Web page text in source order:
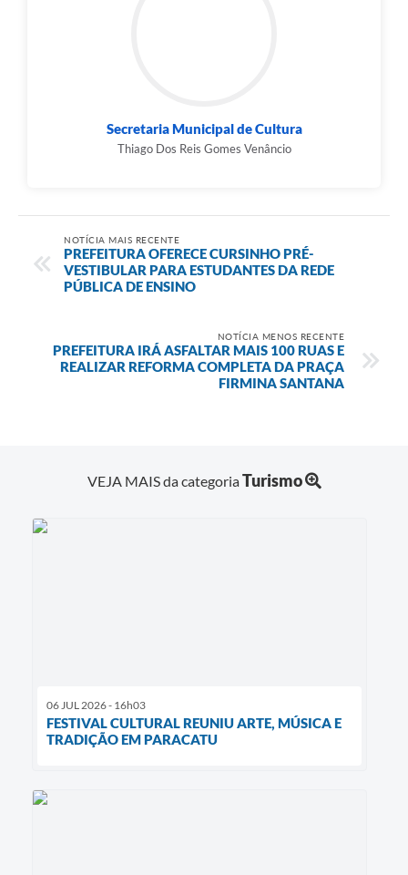
Secretaria Municipal de Cultura
Thiago Dos Reis Gomes Venâncio
NOTÍCIA MAIS RECENTE
PREFEITURA OFERECE CURSINHO PRÉ-
VESTIBULAR PARA ESTUDANTES DA REDE
PÚBLICA DE ENSINO
NOTÍCIA MENOS RECENTE
PREFEITURA IRÁ ASFALTAR MAIS 100 RUAS E
REALIZAR REFORMA COMPLETA DA PRAÇA
FIRMINA SANTANA
VEJA MAIS da categoriaTurismo
06 JUL 2026 - 16h03
FESTIVAL CULTURAL REUNIU ARTE, MÚSICA E
TRADIÇÃO EM PARACATU